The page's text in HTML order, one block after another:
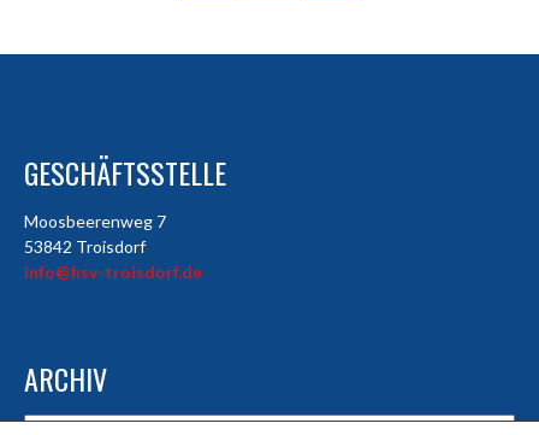
GESCHÄFTSSTELLE
Moosbeerenweg 7
53842 Troisdorf
info@hsv-troisdorf.de
ARCHIV
Archiv